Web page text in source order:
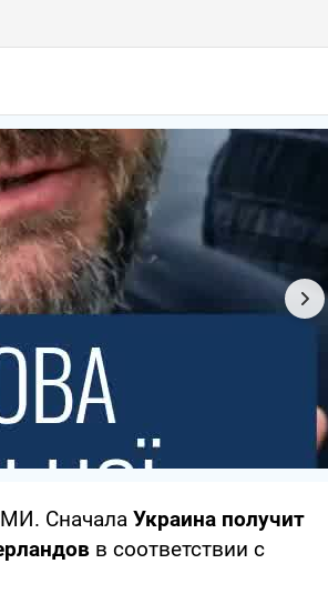
Сначала Украина получит
в соответствии с